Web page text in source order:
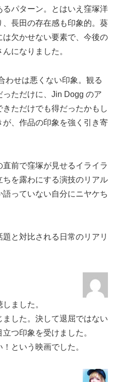
パターン。とはいえ窪塚洋
長田の存在感も印象的。葵
欠かせない要素で、今後の
になりました。
わせは悪くない印象。観る
ただけに、Jin Dogg のア
ただけでも得だったかもし
、作品の印象を強く引き寄
前で窪塚が見せるイライラ
を露わにする演技のリアル
っていない自分にニヤケち
と対比される日常のリアリ
ました。
した。決して退屈ではない
つ印象を受けました。
という映画でした。